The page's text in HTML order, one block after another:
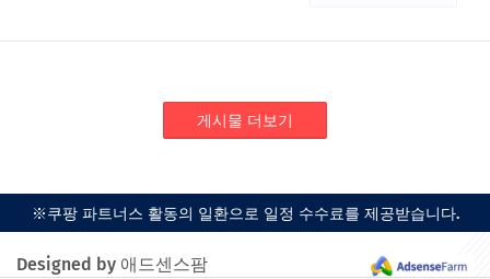
게시물 더보기
※쿠팡 파트너스 활동의 일환으로 일정 수수료를 제공받습니다.
Designed by 애드센스팜